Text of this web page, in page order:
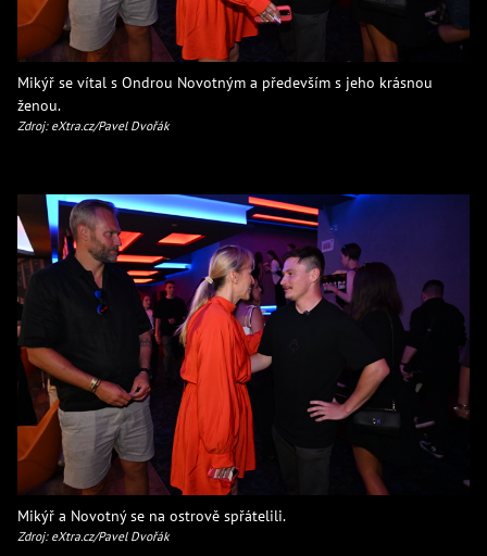
Mikýř se vítal s Ondrou Novotným a především s jeho krásnou
ženou.
Zdroj: eXtra.cz/Pavel Dvořák
Mikýř a Novotný se na ostrově spřátelili.
Zdroj: eXtra.cz/Pavel Dvořák